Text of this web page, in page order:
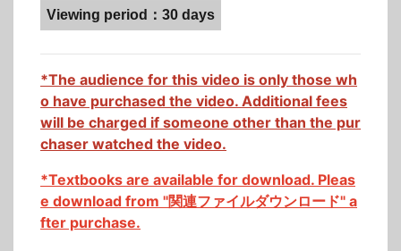
Viewing period：30 days
*The audience for this video is only those wh
o have purchased the video. Additional fees
will be charged if someone other than the pur
chaser watched the video.
*Textbooks are available for download. Pleas
e download from "関連ファイルダウンロード" a
fter purchase.